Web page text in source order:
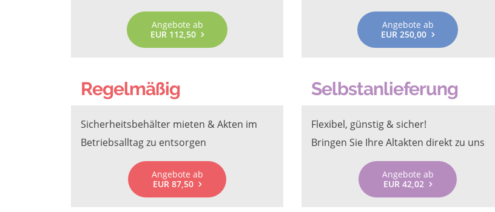
Angebote ab
EUR 112,50
Angebote ab
EUR 250,00
Regelmäßig
Sicherheitsbehälter mieten & Akten im
Betriebsalltag zu entsorgen
Angebote ab
EUR 87,50
Selbstanlieferung
Flexibel, günstig & sicher!
Bringen Sie Ihre Altakten direkt zu uns
Angebote ab
EUR 42,02